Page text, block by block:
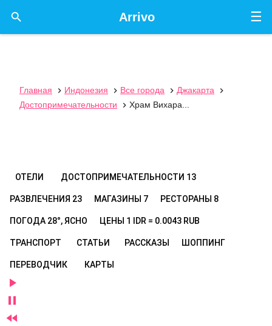
☰
Arrivo

Главная  Индонезия  Все города  Джакарта

Достопримечательности
 Храм Вихара...
ОТЕЛИ ДОСТОПРИМЕЧАТЕЛЬНОСТИ 13
РАЗВЛЕЧЕНИЯ 23 МАГАЗИНЫ 7 РЕСТОРАНЫ 8
ПОГОДА 28°, ЯСНО ЦЕНЫ 1 IDR = 0.0043 RUB
ТРАНСПОРТ СТАТЬИ РАССКАЗЫ ШОППИНГ
ПЕРЕВОДЧИК КАРТЫ


